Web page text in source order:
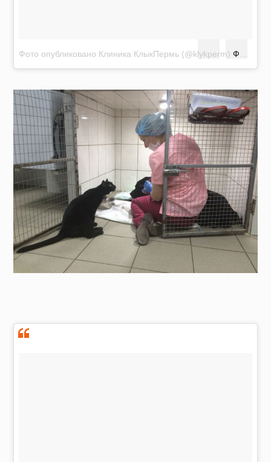
Фото опубликовано Клиника КлыкПермь (@klykperm) Фев 6 2016 в 7:04 PST